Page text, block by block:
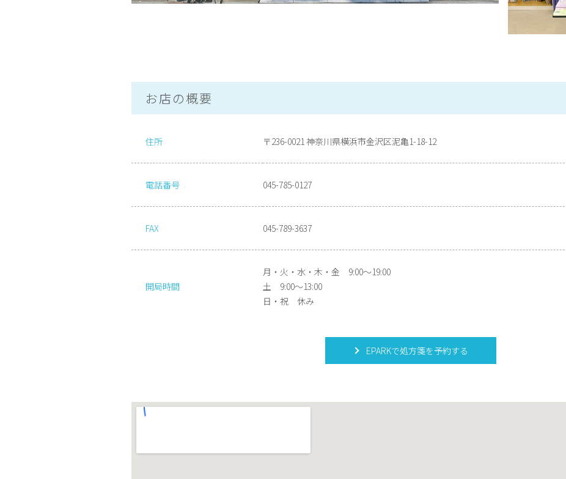
お店の概要
住所 〒236-0021 神奈川県横浜市金沢区泥亀1-18-12
電話番号 045-785-0127
FAX 045-789-3637
開局時間
月・火・水・木・金 9:00～19:00
土 9:00～13:00
日・祝 休み
EPARKで処方箋を予約する